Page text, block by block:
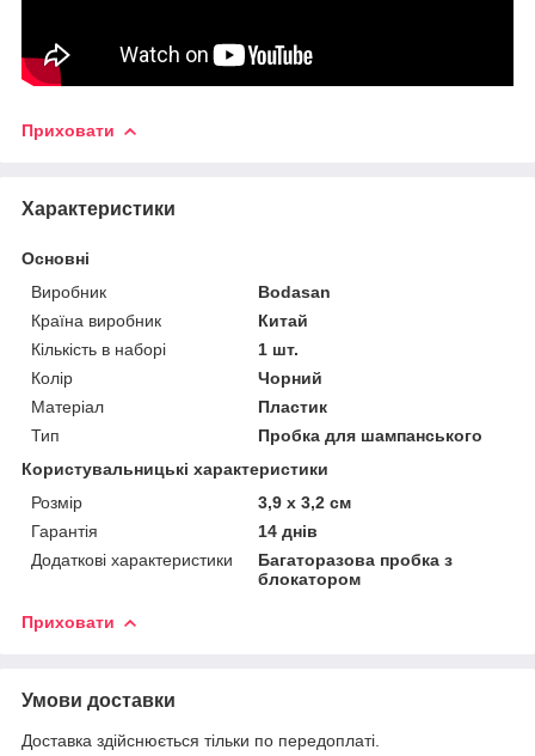
Приховати
Характеристики
Основні
Виробник
Bodasan
Країна виробник
Китай
Кількість в наборі
1 шт.
Колір
Чорний
Матеріал
Пластик
Тип
Пробка для шампанського
Користувальницькі характеристики
Розмір
3,9 x 3,2 см
Гарантія
14 днів
Додаткові характеристики
Багаторазова пробка з
блокатором
Приховати
Умови доставки
Доставка здійснюється тільки по передоплаті.